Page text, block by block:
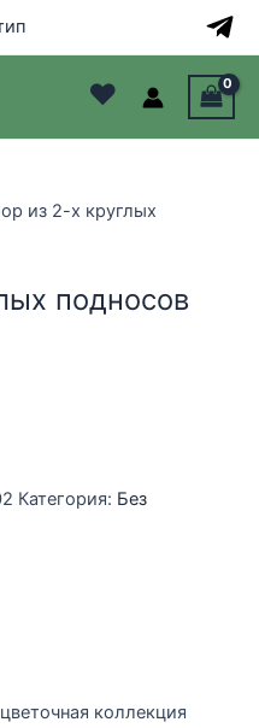
♥
из 2-х круглых
подносов
Категория: Без
коллекция